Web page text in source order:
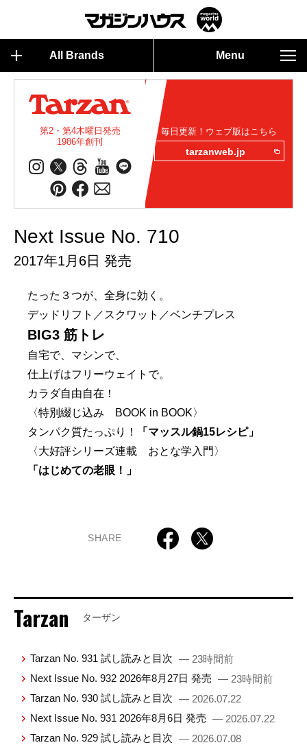
All Brands Menu
第2・第4木曜日発売
1986年創刊
毎日更新！ウェブ版はこちら
tarzanweb.jp
Next Issue No. 710
2017年1月6日 発売
たった３つが、全身に効く。
デッドリフト／スクワット／ベンチプレス
BIG3 筋トレ
自宅で、マシンで、
仕上げはフリーウェイトで。
カラダ自由自在！
〈特別綴じ込み BOOK in BOOK〉
タンパク質たっぷり！
「マッスル鍋15レシピ」
〈大好評シリーズ連載 おとな学入門〉
「はじめての老眼！」
SHARE
Tarzan ターザン
Tarzan No. 931 試し読みと目次 — 23時間前
Next Issue No. 932 2026年8月27日 発売 — 23時間前
Tarzan No. 930 試し読みと目次 — 2026.07.22
Next Issue No. 931 2026年8月6日 発売 — 2026.07.22
Tarzan No. 929 試し読みと目次 — 2026.07.08